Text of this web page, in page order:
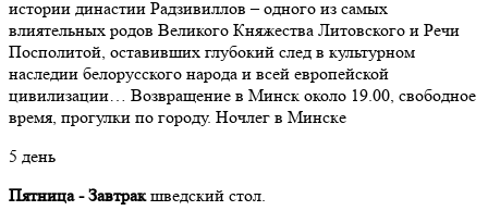
истории династии Радзивиллов – одного из самых
влиятельных родов Великого Княжества Литовского и Речи
Посполитой, оставивших глубокий след в культурном
наследии белорусского народа и всей европейской
цивилизации… Возвращение в Минск около 19.00, свободное
время, прогулки по городу. Ночлег в Минске
5 день
Пятница - Завтракшведский стол.